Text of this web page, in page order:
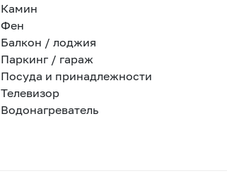
Камин
Фен
Балкон / лоджия
Паркинг / гараж
Посуда и принадлежности
Телевизор
Водонагреватель